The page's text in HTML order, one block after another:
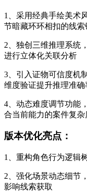
1、采用经典手绘美术
节暗藏环环相扣的线索
2、独创三维推理系统
进行立体化关联分析
3、引入证物可信度机
维度验证提升推理准确
4、动态难度调节功能
合当前能力的案件复杂
版本优化亮点：
1、重构角色行为逻辑
2、强化场景动态细节
影响线索获取